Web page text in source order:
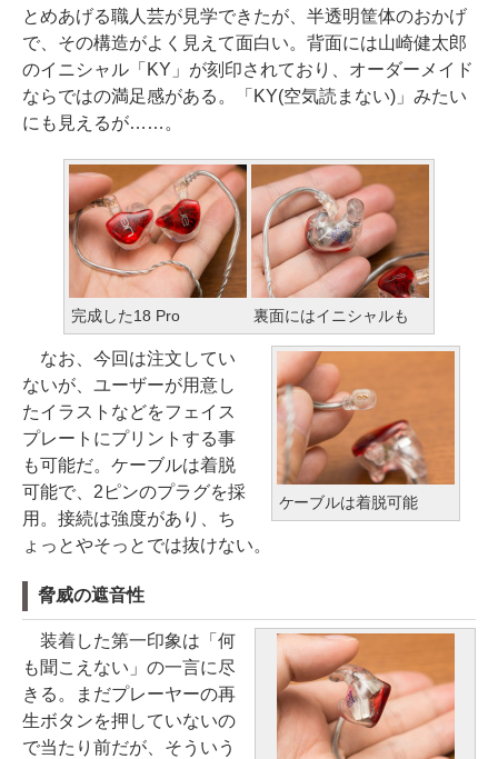
とめあげる職人芸が見学できたが、半透明筐体のおかげ
で、その構造がよく見えて面白い。背面には山崎健太郎
のイニシャル「KY」が刻印されており、オーダーメイド
ならではの満足感がある。「KY(空気読まない)」みたい
にも見えるが……。
完成した18 Pro 裏面にはイニシャルも
ケーブルは着脱可能
なお、今回は注文してい
ないが、ユーザーが用意し
たイラストなどをフェイス
プレートにプリントする事
も可能だ。ケーブルは着脱
可能で、2ピンのプラグを採
用。接続は強度があり、ち
ょっとやそっとでは抜けない。
脅威の遮音性
装着した第一印象は「何
も聞こえない」の一言に尽
きる。まだプレーヤーの再
生ボタンを押していないの
で当たり前だが、そういう